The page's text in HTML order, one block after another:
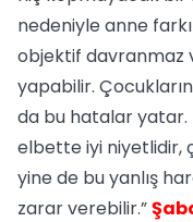
nedeniyle anne
objektif davranmaz
yapabilir.
da bu hatalar yatar.
elbette iyi niyetlidir,
yine de bu yanlış
zarar verebilir.”